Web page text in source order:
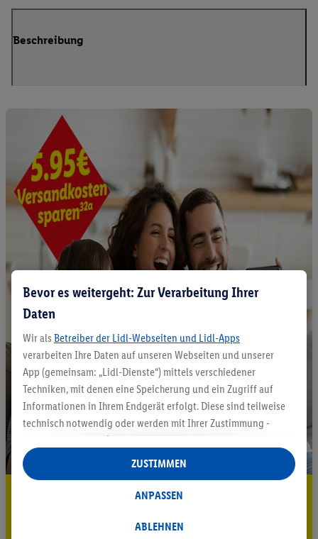
Beschreibung
5.95 € Versand sparen³²ᵃ
Jetzt zum Newsletter anmelden
Bevor es weitergeht: Zur Verarbeitung Ihrer
Daten
Wir als Betreiber der Lidl-Webseiten und Lidl-Apps
verarbeiten Ihre Daten auf unseren Webseiten und unserer
App (gemeinsam: „Lidl-Dienste“) mittels verschiedener
Techniken, mit denen eine Speicherung und ein Zugriff auf
Informationen in Ihrem Endgerät erfolgt. Diese sind teilweise
technisch notwendig oder werden mit Ihrer Zustimmung -
auch durch Partner (u.a.
Verantwortliche; im Zusammenhang mit dem IAB TCF
insgesamt
Statistik-Erstellung oder für personalisierte Werbung
Datenverarbeitungen für personalisierte Werbung werden
ABLEHNEN
ANPASSEN
ZUSTIMMEN